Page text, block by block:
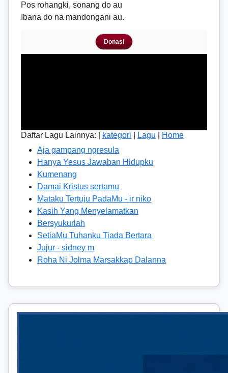
Pos rohangki, sonang do au
Ibana do na mandongani au.
Donasi
Daftar Lagu Lainnya: | kategori Lagu
Home
Aja gampang ngresula
Hanya Yesus Jawaban Hidupku
Kumenang
Damai Kristus sertamu
Mataku Tertuju PadaMu - ir niko
Kasih Yang Menyelamatkan
Bersyukurlah
SetiaMu Tuhanku Tiada Bertara
Jujur - sidney m
Roha Ni Jolma Marsakkap Dalanna